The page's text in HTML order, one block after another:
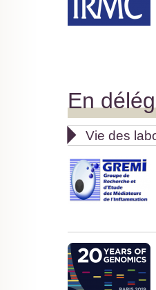
En
 Vie des